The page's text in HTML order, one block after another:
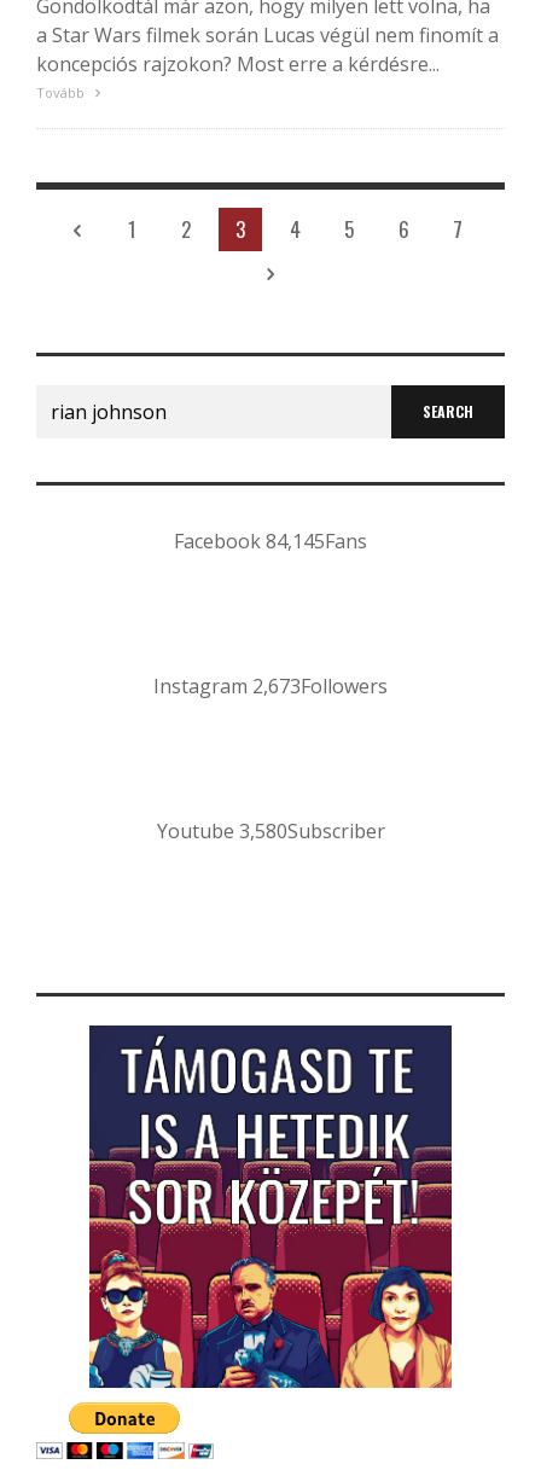
Gondolkodtál már azon, hogy milyen lett volna, ha
a Star Wars filmek során Lucas végül nem finomít a
koncepciós rajzokon? Most erre a kérdésre...
Tovább
1 2 3 4 5 6 7
Search
for:
Facebook84,145Fans
Instagram 2,673Followers
Youtube 3,580Subscriber